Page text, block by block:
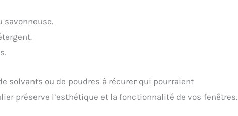
savonneuse.
solvants ou de poudres à récurer qui pourraient
préserve l’esthétique et la fonctionnalité de vos fenêtres.